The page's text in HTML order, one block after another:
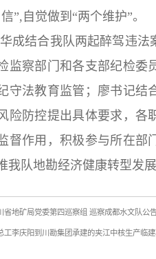
”,自觉做到“两个维护”。
结合我队两起醉驾违法案
监察部门和各支部纪检委
守法教育监管；廖书记结
险防控提出具体要求，各
督作用，积极参与所在部
我队地勘经济健康转型发展
省地矿局党委第四巡察组 巡察成都水文队公
工李庆阳到川勘集团承建的夹江中核生产临